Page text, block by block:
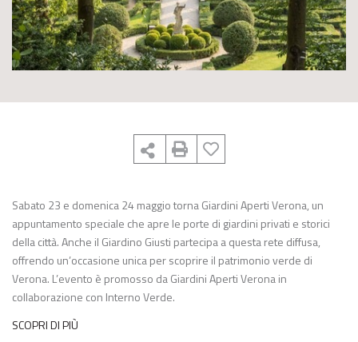
Sabato 23 e domenica 24 maggio torna Giardini Aperti Verona, un
appuntamento speciale che apre le porte di giardini privati e storici
della città. Anche il Giardino Giusti partecipa a questa rete diffusa,
offrendo un’occasione unica per scoprire il patrimonio verde di
Verona. L’evento è promosso da Giardini Aperti Verona in
collaborazione con Interno Verde.
SCOPRI DI PIÙ